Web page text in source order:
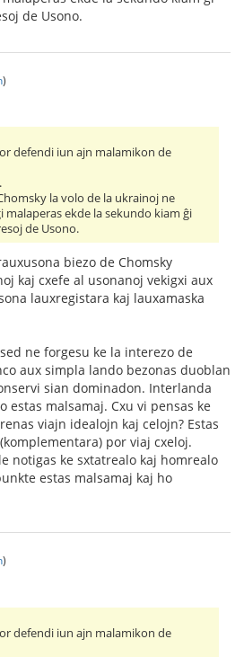
de Usono.
)
defendi iun ajn malamikon de
la volo de la ukrainoj ne
malaperas ekde la sekundo kiam ĝi
de Usono.
biezo de Chomsky
kaj cxefe al usonanoj vekigxi aux
lauxregistara kaj lauxamaska
ne forgesu ke la interezo de
aux simpla lando bezonas duoblan
sian dominadon. Interlanda
estas malsamaj. Cxu vi pensas ke
viajn idealojn kaj celojn? Estas
por viaj cxeloj.
notigas ke sxtatrealo kaj homrealo
estas malsamaj kaj ho
)
defendi iun ajn malamikon de